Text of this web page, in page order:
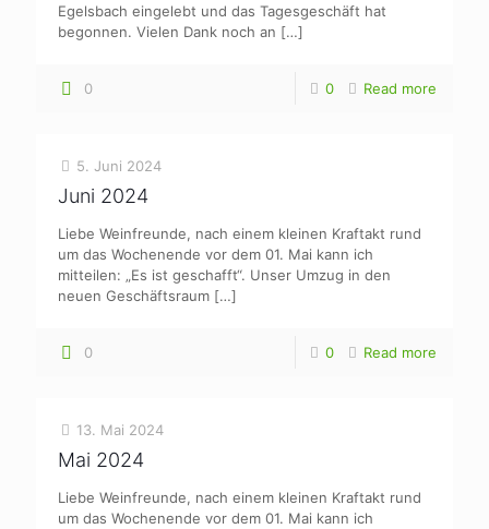
Egelsbach eingelebt und das Tagesgeschäft hat
begonnen. Vielen Dank noch an […]
0 0 Read more
5. Juni 2024
Juni 2024
Liebe Weinfreunde, nach einem kleinen Kraftakt rund
um das Wochenende vor dem 01. Mai kann ich
mitteilen: „Es ist geschafft“. Unser Umzug in den
neuen Geschäftsraum […]
0 0 Read more
13. Mai 2024
Mai 2024
Liebe Weinfreunde, nach einem kleinen Kraftakt rund
um das Wochenende vor dem 01. Mai kann ich